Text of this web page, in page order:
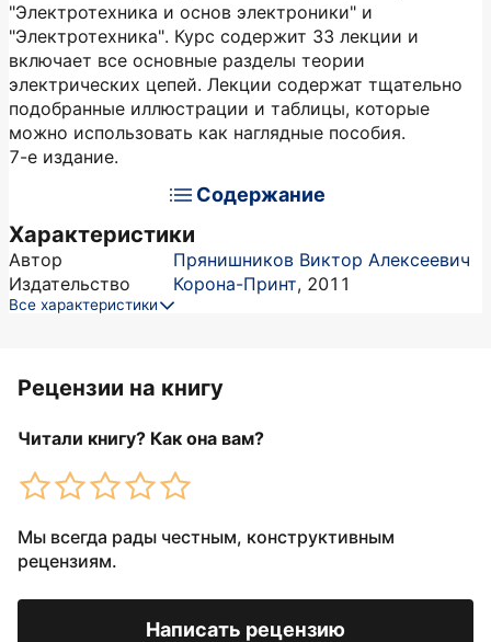
"Электротехника и основ электроники" и
"Электротехника". Курс содержит 33 лекции и
включает все основные разделы теории
электрических цепей. Лекции содержат тщательно
подобранные иллюстрации и таблицы, которые
можно использовать как наглядные пособия.
7-е издание.
Содержание
Характеристики
Автор
Прянишников Виктор Алексеевич
Издательство
Корона-Принт, 2011
Все характеристики
Рецензии на книгу
Читали книгу? Как она вам?
Мы всегда рады честным, конструктивным
рецензиям.
Написать рецензию